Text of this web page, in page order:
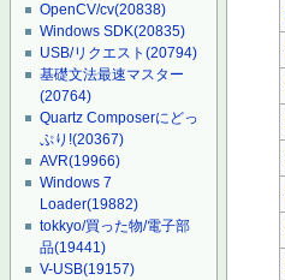
OpenCV/cv(20838)
Windows SDK(20835)
USB/リクエスト(20794)
基礎文法最速マスター
(20764)
Quartz Composerにどっ
ぷり!(20367)
AVR(19966)
Windows 7
Loader(19882)
tokkyo/買った物/電子部
品(19441)
V-USB(19157)